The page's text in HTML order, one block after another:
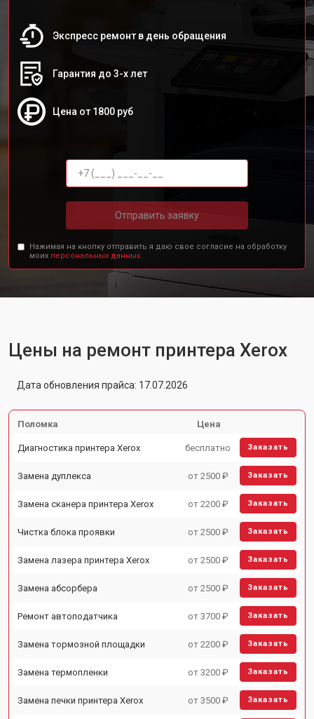
Экспресс ремонт в день обращения
Гарантия до 3-х лет
Цена от 1800 руб
Отправить заявку
Нажимая на кнопку отправить я даю свое согласие на обработку
моих персональных данных.
Цены на ремонт принтера Xerox
Дата обновления прайса: 17.07.2026
Поломка Цена
Диагностика принтера Xerox бесплатно Заказать
Замена дуплекса от 2500 ₽ Заказать
Замена сканера принтера Xerox от 2200 ₽ Заказать
Чистка блока проявки от 2500 ₽ Заказать
Замена лазера принтера Xerox от 2500 ₽ Заказать
Замена абсорбера от 2500 ₽ Заказать
Ремонт автоподатчика от 3700 ₽ Заказать
Замена тормозной площадки от 2200 ₽ Заказать
Замена термопленки от 3200 ₽ Заказать
Замена печки принтера Xerox от 3500 ₽ Заказать